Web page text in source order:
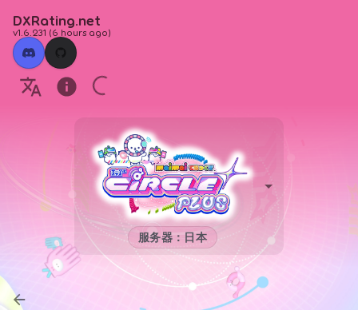
DXRating.net
v1.6.231 (6 hours ago)
服务器：日本